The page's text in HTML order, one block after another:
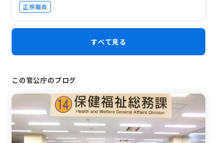
正規職員
すべて見る
この官公庁のブログ